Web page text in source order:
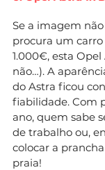
Se a imagem
procura um
1.000€, esta Opel
não…). A
do Astra ficou
fiabilidade. Com
ano, quem sabe
de trabalho ou,
colocar a
praia!